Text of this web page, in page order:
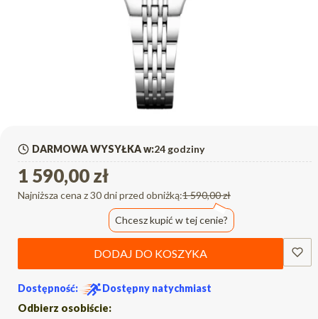
DARMOWA WYSYŁKA w:24 godziny
1 590,00 zł
Najniższa cena z 30 dni przed obniżką:1 590,00 zł
Chcesz kupić w tej cenie?
DODAJ DO KOSZYKA
Dostępność:
Dostępny natychmiast
Odbierz osobiście: